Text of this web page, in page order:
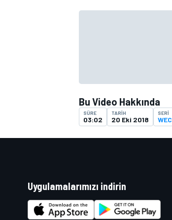
Bu Video Hakkında
SÜRE
03:02
TARIH
20 Eki 2018
SERI
WEC
Uygulamalarımızı indirin